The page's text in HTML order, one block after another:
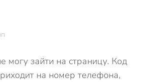
могу зайти на страницу. Код
на номер телефона,